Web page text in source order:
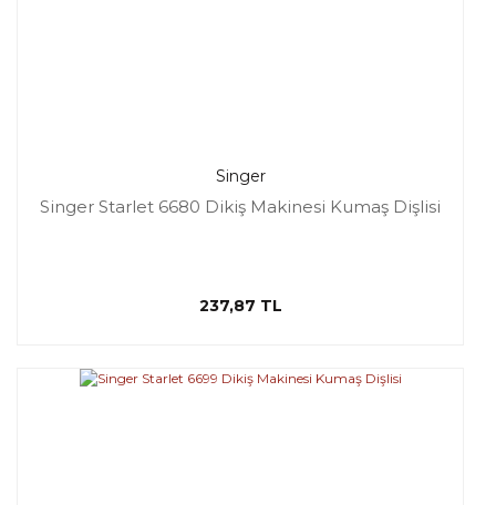
Singer
Singer Starlet 6680 Dikiş Makinesi Kumaş Dişlisi
237,87 TL